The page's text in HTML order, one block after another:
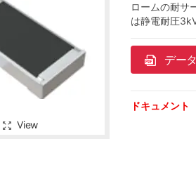
View
ロームの耐サ
は静電耐圧
デー
ドキュメント